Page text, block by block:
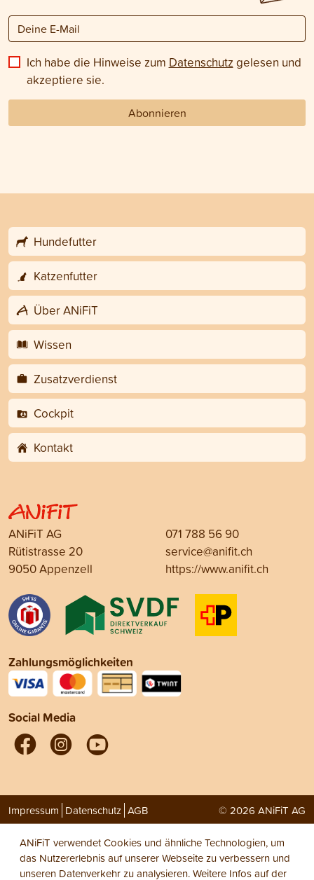
Ich habe die Hinweise zum Datenschutz gelesen und
akzeptiere sie.
Abonnieren
Hundefutter
Katzenfutter
Über ANiFiT
Wissen
Zusatzverdienst
Cockpit
Kontakt
ANiFiT AG
Rütistrasse 20
9050 Appenzell
071 788 56 90
service@anifit.ch
https://www.anifit.ch
Zahlungsmöglichkeiten
Social Media
Impressum Datenschutz AGB © 2026 ANiFiT AG
ANiFiT verwendet Cookies und ähnliche Technologien, um
das Nutzererlebnis auf unserer Webseite zu verbessern und
unseren Datenverkehr zu analysieren. Weitere Infos auf der